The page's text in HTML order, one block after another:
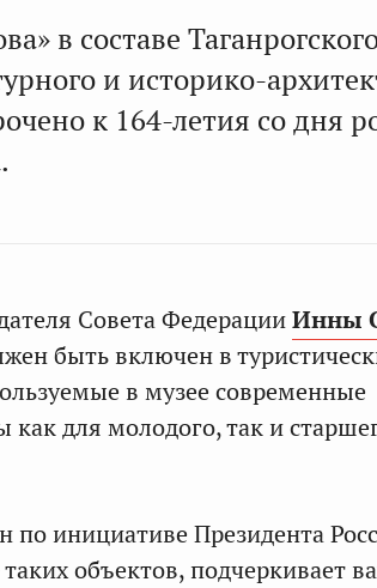
в составе
и историко-
к 164-летия со дня
Совета ФедерацииИнны
быть включен в
в музее современные
как для молодого, так и
по инициативе Президента
объектов, подчеркивает